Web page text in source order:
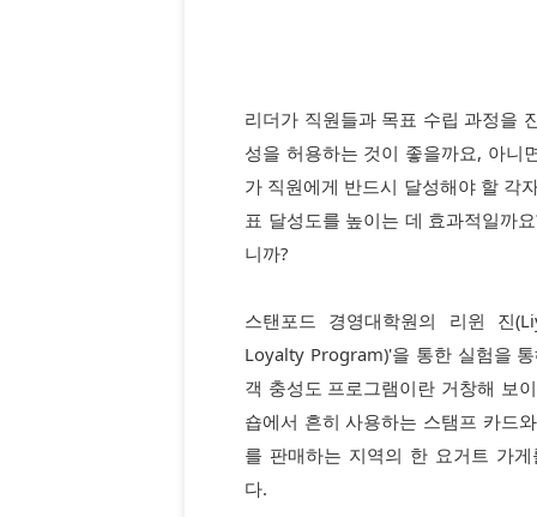
리더가 직원들과 목표 수립 과정을
성을 허용하는 것이 좋을까요, 아니
가 직원에게 반드시 달성해야 할 각
표 달성도를 높이는 데 효과적일까
니까?
스탠포드 경영대학원의 리윈 진
Loyalty Program)'을 통한 실험을
객 충성도 프로그램이란 거창해 보
숍에서 흔히 사용하는 스탬프 카드
를 판매하는 지역의 한 요거트 가
다.